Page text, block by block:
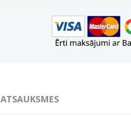
ATSAUKSMES